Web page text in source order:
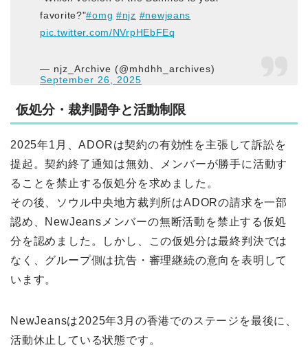
favorite?"#omg #njz #newjeans
pic.twitter.com/NVrpHEbFEq
— njz_Archive (@mhdhh_archives)
September 26, 2025
仮処分・裁判闘争と活動制限
2025年1月、ADORは契約の有効性を主張して訴訟を
提起。契約終了通知は無効、メンバーが勝手に活動す
ることを禁止する仮処分を求めました。
その後、ソウル中央地方裁判所はADORの請求を一部
認め、NewJeansメンバーの無断活動を禁止する仮処
分を認めました。しかし、この仮処分は最終判決では
なく、グループ側は抗告・審理継続の意向を表明して
います。
NewJeansは2025年3月の香港でのステージを最後に、
活動休止している状態です。